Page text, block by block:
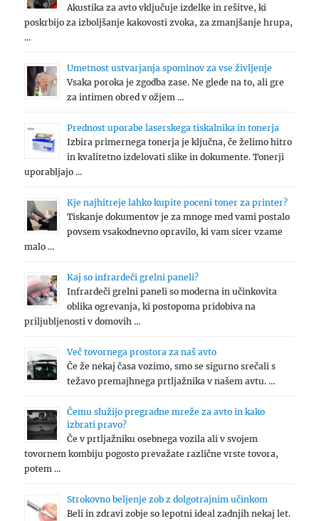
Akustika za avto vključuje izdelke in rešitve, ki
poskrbijo za izboljšanje kakovosti zvoka, za zmanjšanje hrupa,
…
Umetnost ustvarjanja spominov za vse življenje
Vsaka poroka je zgodba zase. Ne glede na to, ali gre
za intimen obred v ožjem …
Prednost uporabe laserskega tiskalnika in tonerja
Izbira primernega tonerja je ključna, če želimo hitro
in kvalitetno izdelovati slike in dokumente. Tonerji
uporabljajo …
Kje najhitreje lahko kupite poceni toner za printer?
Tiskanje dokumentov je za mnoge med vami postalo
povsem vsakodnevno opravilo, ki vam sicer vzame
malo …
Kaj so infrardeči grelni paneli?
Infrardeči grelni paneli so moderna in učinkovita
oblika ogrevanja, ki postopoma pridobiva na
priljubljenosti v domovih …
Več tovornega prostora za naš avto
Če že nekaj časa vozimo, smo se sigurno srečali s
težavo premajhnega prtljažnika v našem avtu. …
Čemu služijo pregradne mreže za avto in kako
izbrati pravo?
Če v prtljažniku osebnega vozila ali v svojem
tovornem kombiju pogosto prevažate različne vrste tovora,
potem …
Strokovno beljenje zob z dolgotrajnim učinkom
Beli in zdravi zobje so lepotni ideal zadnjih nekaj let.